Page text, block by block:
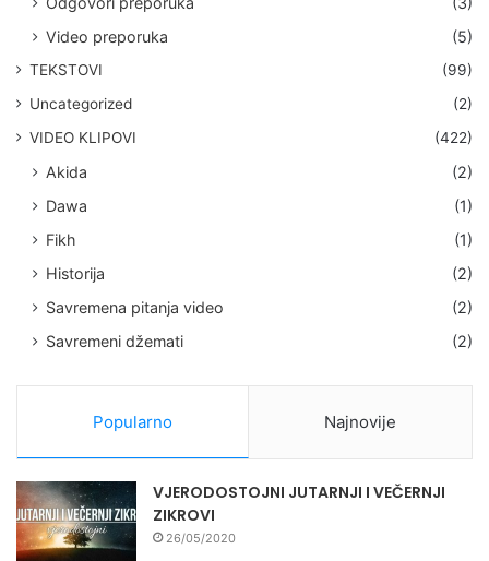
Video preporuka
(5)
TEKSTOVI
(99)
Uncategorized
(2)
VIDEO KLIPOVI
(422)
Akida
(2)
Dawa
(1)
Fikh
(1)
Historija
(2)
Savremena pitanja video
(2)
Savremeni džemati
(2)
Popularno Najnovije
VJERODOSTOJNI JUTARNJI I VEČERNJI
ZIKROVI
26/05/2020